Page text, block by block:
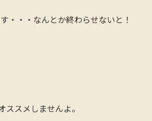
・・・なんとか終わらせないと！
スメしませんよ。